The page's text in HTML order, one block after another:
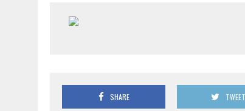
SHARE TWEET